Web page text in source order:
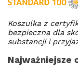
Koszulka z
bezpieczna dla
substancji i
Najważniejsze